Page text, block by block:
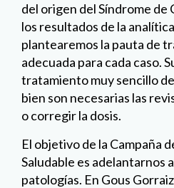
del origen del Síndrome de
los resultados de la
plantearemos la pauta de
adecuada para cada caso.
tratamiento muy sencillo
bien son necesarias las
o corregir la dosis.
El objetivo de la Campaña
Saludable es adelantarnos
patologías. En Gous